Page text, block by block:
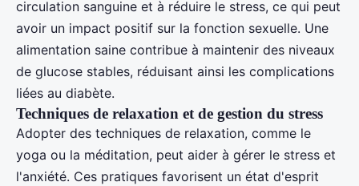
circulation sanguine et à réduire le stress, ce qui peut
avoir un impact positif sur la fonction sexuelle. Une
alimentation saine contribue à maintenir des niveaux
de glucose stables, réduisant ainsi les complications
liées au diabète.
Techniques de relaxation et de gestion du stress
Adopter des techniques de relaxation, comme le
yoga ou la méditation, peut aider à gérer le stress et
l'anxiété. Ces pratiques favorisent un état d'esprit